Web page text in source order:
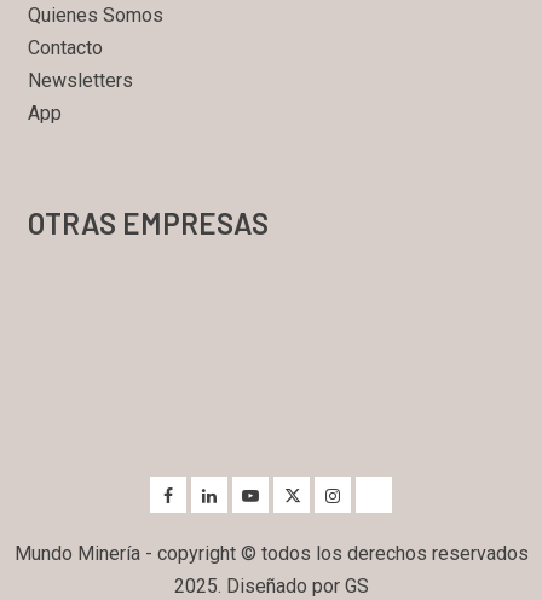
Quienes Somos
Contacto
Newsletters
App
OTRAS EMPRESAS
Mundo Minería - copyright © todos los derechos reservados
2025. Diseñado por GS